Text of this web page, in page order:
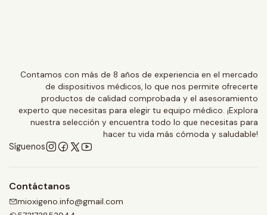
Contamos con más de 8 años de experiencia en el mercado
de dispositivos médicos, lo que nos permite ofrecerte
productos de calidad comprobada y el asesoramiento
experto que necesitas para elegir tu equipo médico. ¡Explora
nuestra selección y encuentra todo lo que necesitas para
hacer tu vida más cómoda y saludable!
Síguenos
Contáctanos
mioxigeno.info@gmail.com